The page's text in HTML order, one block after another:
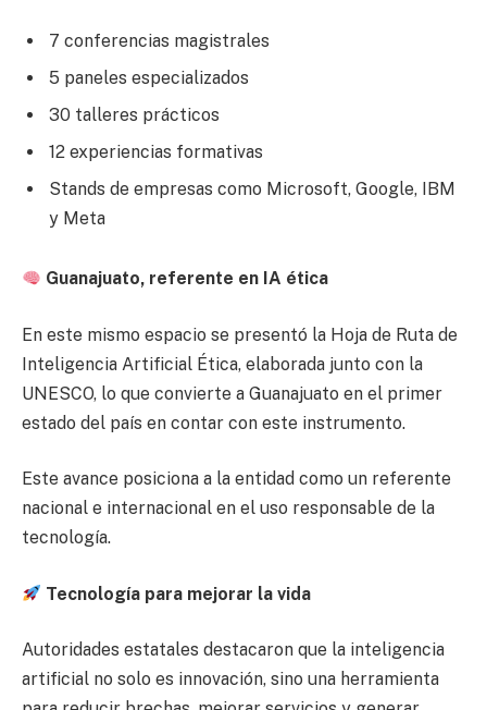
7 conferencias magistrales
5 paneles especializados
30 talleres prácticos
12 experiencias formativas
Stands de empresas como Microsoft, Google, IBM
y Meta
Guanajuato, referente en IA ética
En este mismo espacio se presentó la Hoja de Ruta de
Inteligencia Artificial Ética, elaborada junto con la
UNESCO, lo que convierte a Guanajuato en el primer
estado del país en contar con este instrumento.
Este avance posiciona a la entidad como un referente
nacional e internacional en el uso responsable de la
tecnología.
Tecnología para mejorar la vida
Autoridades estatales destacaron que la inteligencia
artificial no solo es innovación, sino una herramienta